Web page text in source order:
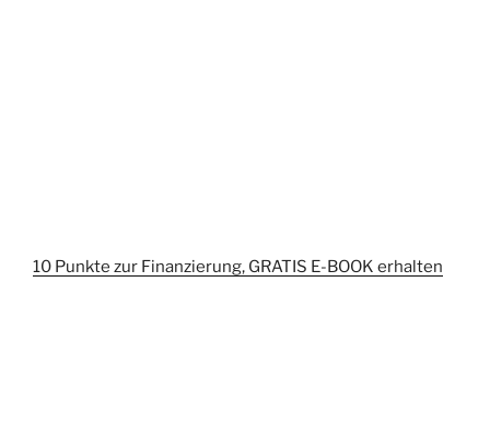
10 Punkte zur Finanzierung, GRATIS E-BOOK erhalten